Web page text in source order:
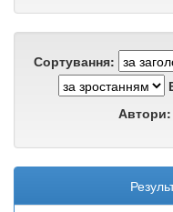
Сортування:
Автори: